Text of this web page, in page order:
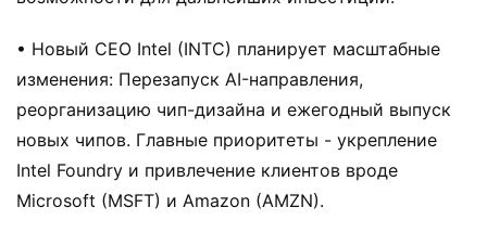
• Новый CEO Intel (INTC) планирует масштабные
изменения: Перезапуск AI-направления,
реорганизацию чип-дизайна и ежегодный выпуск
новых чипов. Главные приоритеты - укрепление
Intel Foundry и привлечение клиентов вроде
Microsoft (MSFT) и Amazon (AMZN).